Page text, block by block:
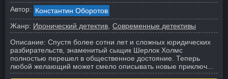
Автор: Константин Оборотов
Жанр: Иронический детектив Современные детективы
Описание: Спустя более сотни лет и сложных юридических
разбирательств, знаменитый сыщик Шерлок Холмс
полностью перешел в общественное достояние. Теперь
любой желающий может смело описывать новые приключ...